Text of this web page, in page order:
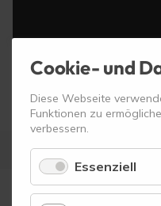
Cookie- und
Diese Webseite
Funktionen zu
verbessern.
Essenziell